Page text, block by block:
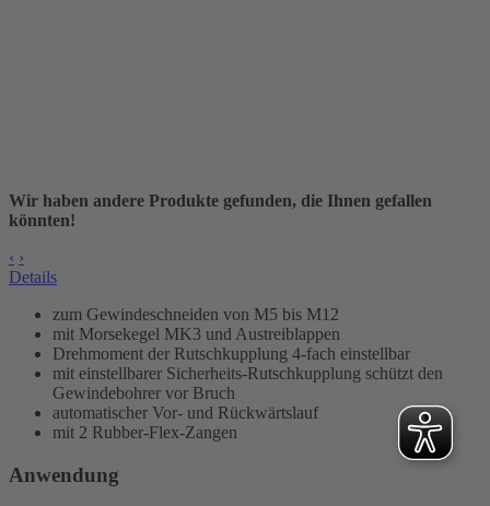
Wir haben andere Produkte gefunden, die Ihnen gefallen
könnten!
‹ ›
Details
zum Gewindeschneiden von M5 bis M12
mit Morsekegel MK3 und Austreiblappen
Drehmoment der Rutschkupplung 4-fach einstellbar
mit einstellbarer Sicherheits-Rutschkupplung schützt den
Gewindebohrer vor Bruch
automatischer Vor- und Rückwärtslauf
mit 2 Rubber-Flex-Zangen
Anwendung